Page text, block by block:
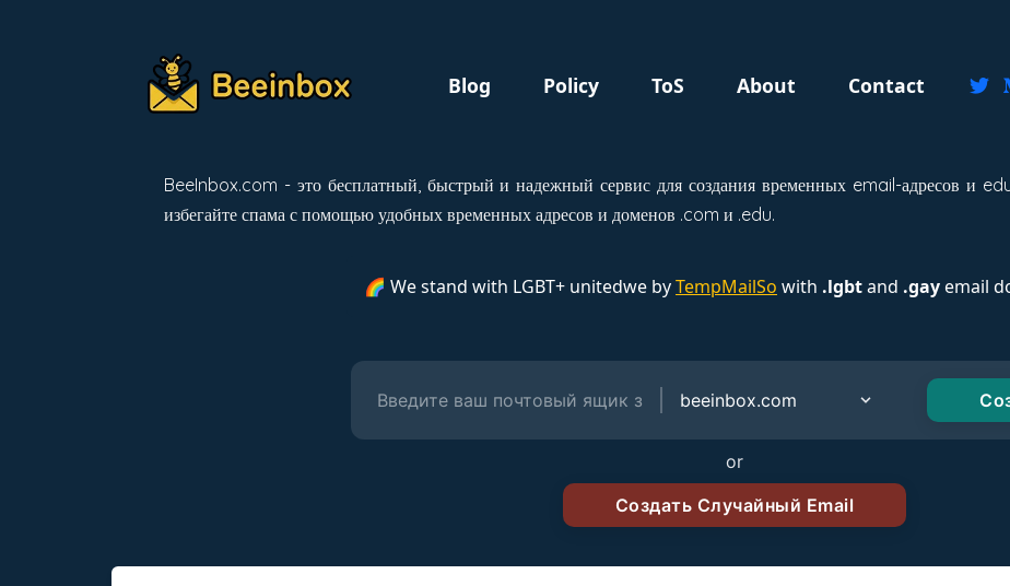
Blog Policy ToS About Contact
BeeInbox.com - это бесплатный, быстрый и надежный сервис для создания временных email-адресов и
избегайте спама с помощью удобных временных адресов и доменов .com и .edu.
🌈 We stand with LGBT+ unitedwe byTempMailSo with .lgbtand .gayemail
or